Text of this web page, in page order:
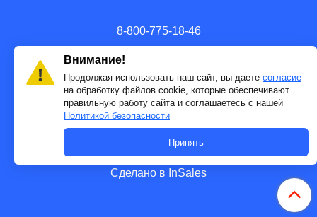
8-800-775-18-46
info@antenna.ru
Сделано в InSales
Внимание!
Продолжая использовать наш сайт, вы даете согласие
на обработку файлов cookie, которые обеспечивают
правильную работу сайта и соглашаетесь с нашей
Политикой безопасности
Принять